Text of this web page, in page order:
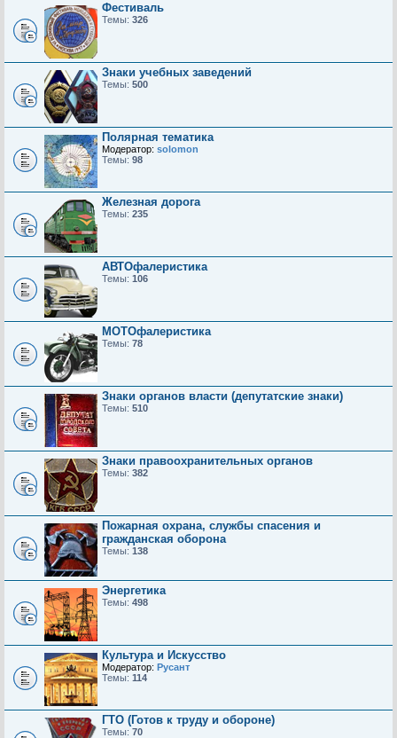
Фестиваль
Темы: 326
Знаки учебных заведений
Темы: 500
Полярная тематика
Модератор: solomon
Темы: 98
Железная дорога
Темы: 235
АВТОфалеристика
Темы: 106
МОТОфалеристика
Темы: 78
Знаки органов власти (депутатские знаки)
Темы: 510
Знаки правоохранительных органов
Темы: 382
Пожарная охрана, службы спасения и
гражданская оборона
Темы: 138
Энергетика
Темы: 498
Культура и Искусство
Модератор: Русант
Темы: 114
ГТО (Готов к труду и обороне)
Темы: 70